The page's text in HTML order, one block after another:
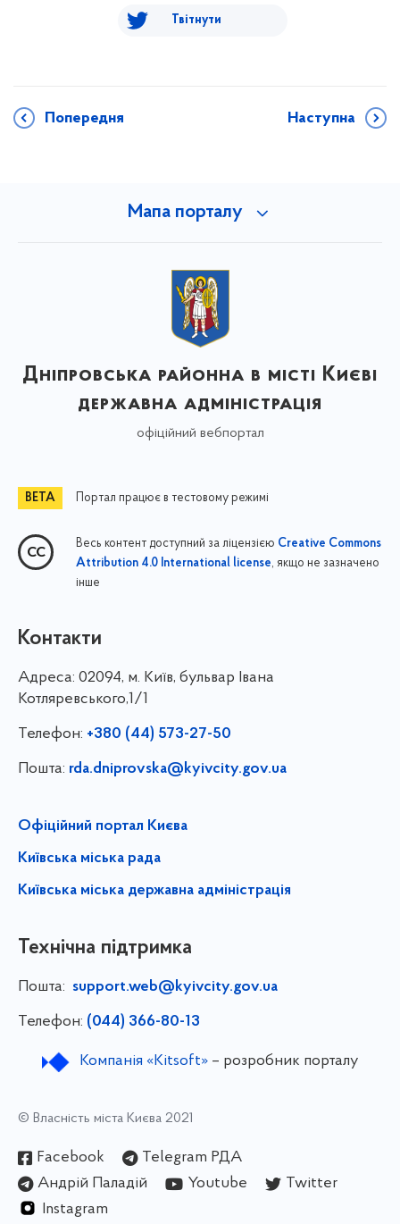
Твітнути
Попередня Наступна
Мапа порталу
Дніпровська районна в місті Києві
державна адміністрація
офіційний вебпортал
Портал працює в тестовому режимі
Весь контент доступний за ліцензією Creative Commons
Attribution 4.0 International license, якщо не зазначено
інше
Контакти
Адреса: 02094, м. Київ, бульвар Івана
Котляревського,1/1
Телефон: +380 (44) 573-27-50
Пошта: rda.dniprovska@kyivcity.gov.ua
Офіційний портал Києва
Київська міська рада
Київська міська державна адміністрація
Технічна підтримка
Пошта: support.web@kyivcity.gov.ua
Телефон: (044) 366-80-13
Компанія «Kitsoft»– розробник порталу
© Власність міста Києва 2021
Facebook
Telegram РДА
Андрій Паладій
Youtube
Twitter
Instagram